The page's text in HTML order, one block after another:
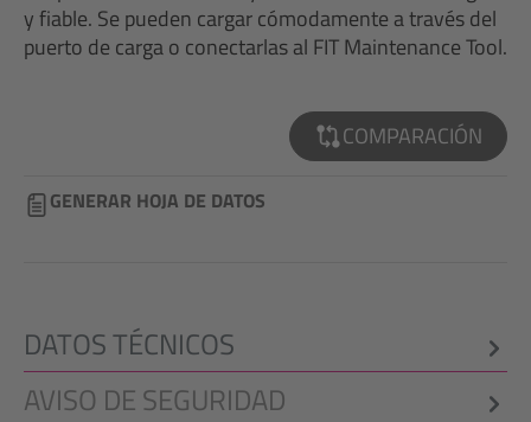
y fiable. Se pueden cargar cómodamente a través del
puerto de carga o conectarlas al FIT Maintenance Tool.
COMPARACIÓN
GENERAR HOJA DE DATOS
DATOS TÉCNICOS
AVISO DE SEGURIDAD